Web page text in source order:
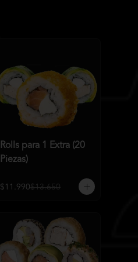
Rolls para 1 Extra (20
Piezas)
$11.990$13.650